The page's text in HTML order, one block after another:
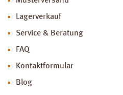
Lagerverkauf
Service & Beratung
FAQ
Kontaktformular
Blog